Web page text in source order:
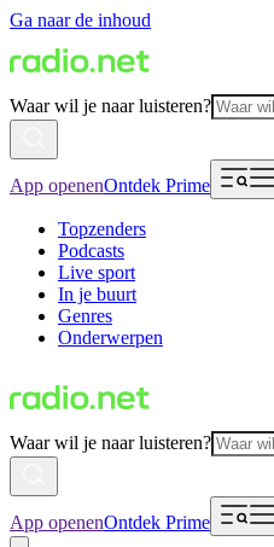
Ga naar de inhoud
Waar wil je naar luisteren?
App openenOntdek Prime
Topzenders
Podcasts
Live sport
In je buurt
Genres
Onderwerpen
Waar wil je naar luisteren?
App openenOntdek Prime